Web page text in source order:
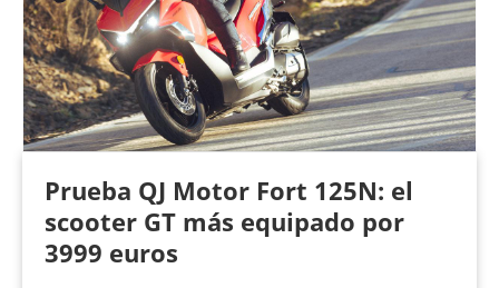
Prueba QJ Motor Fort 125N: el
scooter GT más equipado por
3999 euros